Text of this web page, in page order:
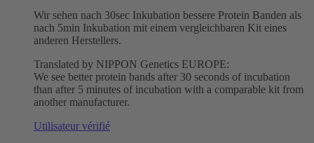
Wir sehen nach 30sec Inkubation bessere Protein Banden als
nach 5min Inkubation mit einem vergleichbaren Kit eines
anderen Herstellers.
Translated by NIPPON Genetics EUROPE:
We see better protein bands after 30 seconds of incubation
than after 5 minutes of incubation with a comparable kit from
another manufacturer.
Utilisateur vérifié